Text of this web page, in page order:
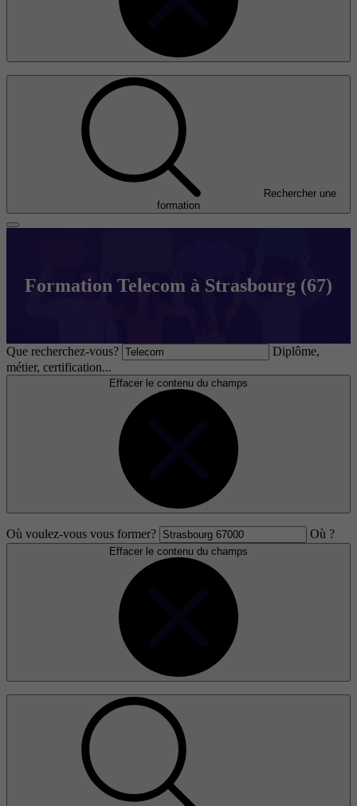
Rechercher une
formation
Formation Telecom à Strasbourg (67)
Que recherchez-vous?
Diplôme,
métier, certification...
Effacer le contenu du champs
Où voulez-vous vous former? Où ?
Effacer le contenu du champs